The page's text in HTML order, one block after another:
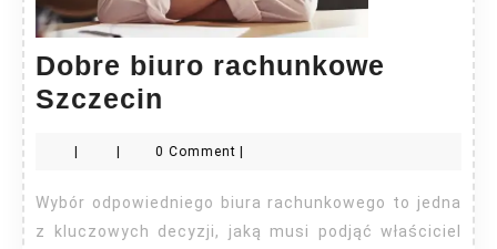
Dobre biuro rachunkowe
Szczecin
rachunkowe
Szczecin
| | 0 Comment |
Wybór odpowiedniego biura rachunkowego to jedna
z kluczowych decyzji, jaką musi podjąć właściciel